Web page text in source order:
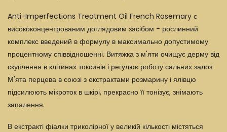
Anti-Imperfections Treatment Oil French Rosemary є
висококонцентрованим доглядовим засібом - рослинний
комплекс введений в формулу в максимально допустимому
процентному співвідношенні. Витяжка з м'яти очищує дерму від
скупчення в клітинах токсинів і регулює роботу сальних залоз.
М'ята перцева в союзі з екстрактами розмарину і ялівцю
підсилюють мікроток в шкірі, прекрасно її тонізує, знімають
запалення.
В екстракті фіалки триколірної у великій кількості містяться